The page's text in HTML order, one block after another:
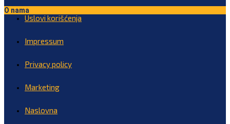
O nama
Uslovi korišćenja
Impressum
Privacy policy
Marketing
Naslovna